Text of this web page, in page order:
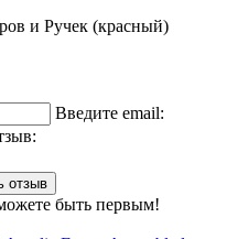
и Ручек (красный)
Введите email:
отзыв
быть первым!